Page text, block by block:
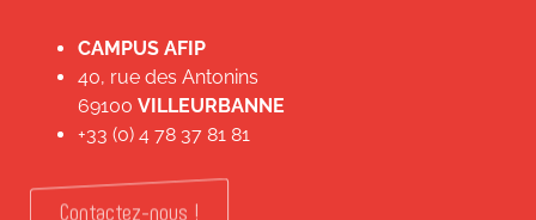
CAMPUS AFIP
40, rue des Antonins
69100 VILLEURBANNE
+33 (0) 4 78 37 81 81
Contactez-nous !